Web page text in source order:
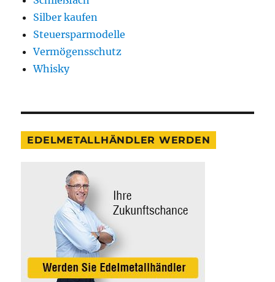
Silber kaufen
Steuersparmodelle
Vermögensschutz
Whisky
EDELMETALLHÄNDLER WERDEN